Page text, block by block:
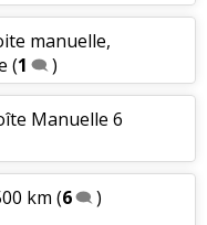
manuelle,
(1 )
Manuelle 6
km (6 )